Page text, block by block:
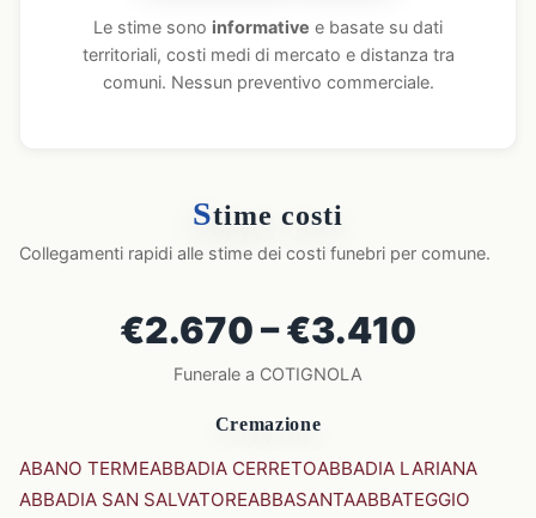
Le stime sono informative e basate su dati
territoriali, costi medi di mercato e distanza tra
comuni. Nessun preventivo commerciale.
Stime costi
Collegamenti rapidi alle stime dei costi funebri per comune.
€2.670 – €3.410
Funerale a COTIGNOLA
Cremazione
ABANO TERMEABBADIA CERRETOABBADIA LARIANA
ABBADIA SAN SALVATOREABBASANTAABBATEGGIO